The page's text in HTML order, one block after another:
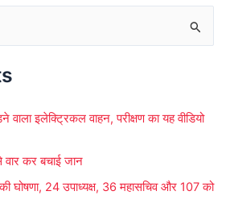
वाला इलेक्ट्रिकल वाहन, परीक्षण का यह वीडियो
वार कर बचाई जान
घोषणा, 24 उपाध्यक्ष, 36 महासचिव और 107 को